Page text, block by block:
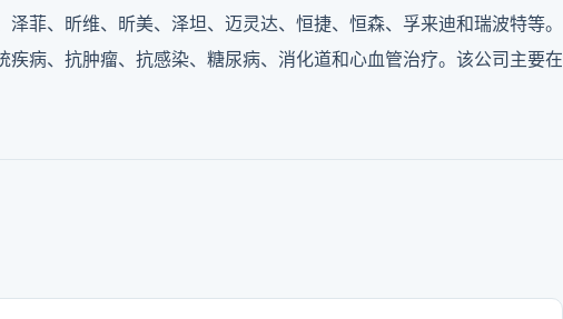
菲、昕维、昕美、泽坦、迈灵达、恒捷、恒森、孚来迪和瑞波特等。
疾病、抗肿瘤、抗感染、糖尿病、消化道和心血管治疗。该公司主要在